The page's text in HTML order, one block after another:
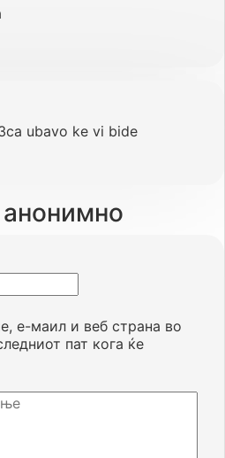
ubavo ke vi bide
анонимно
е-маил и веб страна во
пат кога ќе